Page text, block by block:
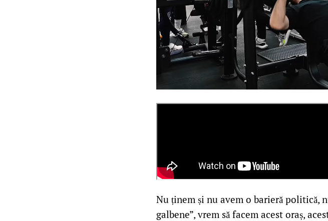
Nu ținem și nu avem o barieră politică,
galbene”, vrem să facem acest oraș,